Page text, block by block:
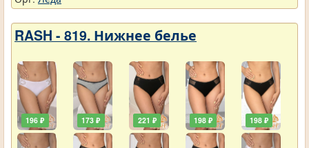
RASH - 819. Нижнее белье
196 ₽ 173 ₽ 221 ₽ 198 ₽ 198 ₽